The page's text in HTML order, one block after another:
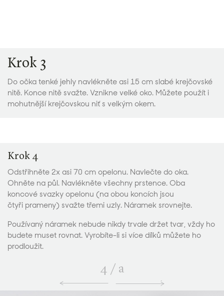
Krok 3
Do očka tenké jehly navlékněte asi 15 cm slabé krejčovské
nitě. Konce nitě svažte. Vznikne velké oko. Můžete použít i
mohutnější krejčovskou niť s velkým okem.
Krok 4
Odstřihněte 2x asi 70 cm opelonu. Navlečte do oka.
Ohněte na půl. Navlékněte všechny prstence. Oba
koncové svazky opelonu (na obou koncích jsou
čtyři prameny) svažte třemi uzly. Náramek srovnejte.
Používaný náramek nebude nikdy trvale držet tvar, vždy ho
budete muset rovnat. Vyrobíte-li si více dílků můžete ho
prodloužit.
4 / a